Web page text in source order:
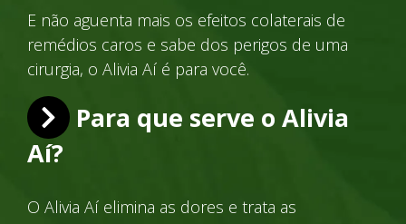
E não aguenta mais os efeitos colaterais de
remédios caros e sabe dos perigos de uma
cirurgia, o Alivia Aí é para você.
Para que serve o Alivia
Aí?
O Alivia Aí elimina as dores e trata as